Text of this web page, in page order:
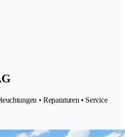
• Reparaturen • Service